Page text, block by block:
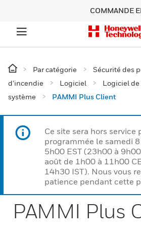
COMMANDE
Par catégorie
Sécurité des
d’incendie
Logiciel
Logiciel
système
PAMMI Plus Client
Ce site sera hors
programmée le samedi
5h00 EST (23h00 à
août de 1h00 à 11h00
14h30 IST). Nous vous
patience pendant cette
PAMMI Plus